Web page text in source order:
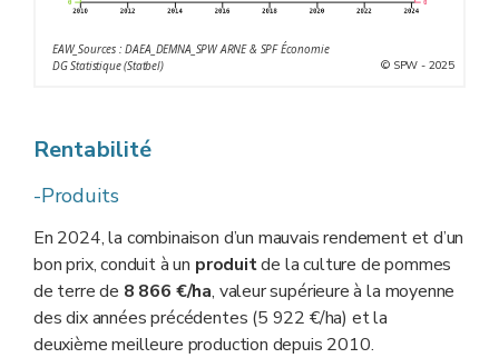
EAW_Sources : DAEA_DEMNA_SPW ARNE & SPF Économie
DG Statistique (Statbel)
© SPW - 2025
Rentabilité
-Produits
En 2024, la combinaison d’un mauvais rendement et d’un
bon prix, conduit à un produitde la culture de pommes
de terre de 8 866 €/ha, valeur supérieure à la moyenne
des dix années précédentes (5 922 €/ha) et la
deuxième meilleure production depuis 2010.